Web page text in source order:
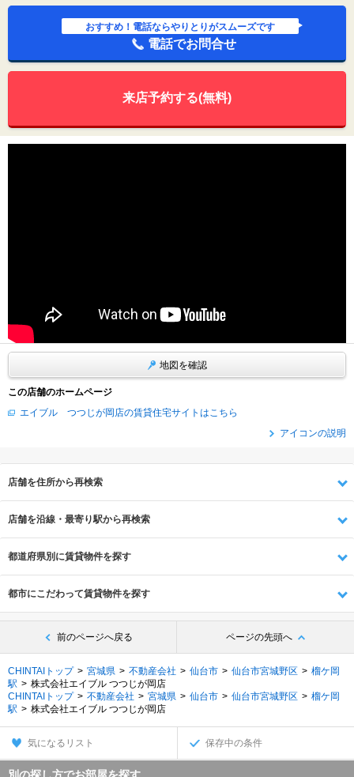
おすすめ！電話ならやりとりがスムーズです
電話でお問合せ
来店予約する(無料)
地図を確認
この店舗のホームページ
エイブル つつじが岡店の賃貸住宅サイトはこちら
アイコンの説明
店舗を住所から再検索
店舗を沿線・最寄り駅から再検索
都道府県別に賃貸物件を探す
都市にこだわって賃貸物件を探す
前のページへ戻る ページの先頭へ
CHINTAIトップ 宮城県 不動産会社 仙台市 仙台市宮城野区
榴ケ岡
駅
株式会社エイブル つつじが岡店
CHINTAIトップ
不動産会社 宮城県 仙台市 仙台市宮城野区
榴ケ岡
駅
株式会社エイブル つつじが岡店
気になるリスト 保存中の条件